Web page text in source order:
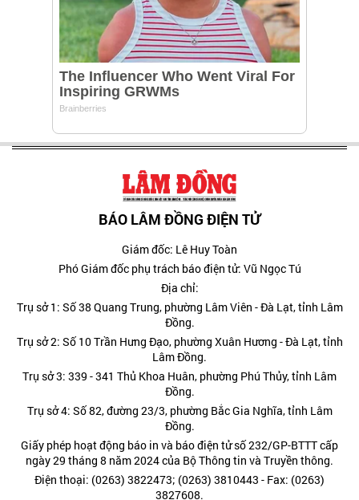
Giám đốc: Lê Huy Toàn
Phó Giám đốc phụ trách báo điện tử: Vũ Ngọc Tú
Địa chỉ:
Trụ sở 1: Số 38 Quang Trung, phường Lâm Viên - Đà Lạt, tỉnh Lâm
Đồng.
Trụ sở 2: Số 10 Trần Hưng Đạo, phường Xuân Hương - Đà Lạt, tỉnh
Lâm Đồng.
Trụ sở 3: 339 - 341 Thủ Khoa Huân, phường Phú Thủy, tỉnh Lâm
Đồng.
Trụ sở 4: Số 82, đường 23/3, phường Bắc Gia Nghĩa, tỉnh Lâm
Đồng.
Giấy phép hoạt động báo in và báo điện tử số 232/GP-BTTT cấp
ngày 29 tháng 8 năm 2024 của Bộ Thông tin và Truyền thông.
Điện thoại: (0263) 3822473; (0263) 3810443 - Fax: (0263)
3827608.
Hotline: 0977885454
Kết nối chúng tôi tại: